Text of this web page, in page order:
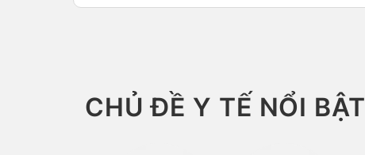
CHỦ ĐỀ Y TẾ NỔI BẬT